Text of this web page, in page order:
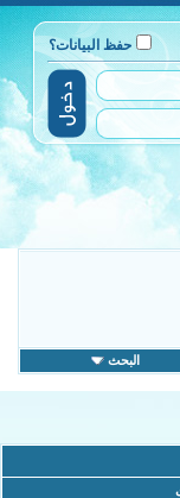
حفظ البيانات؟
البحث